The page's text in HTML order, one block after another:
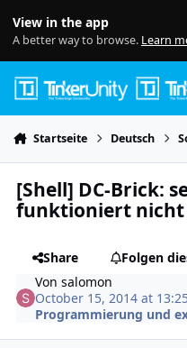
View in the app
A better way to browse. Learn
Startseite Deutsch
[Shell] DC-Brick:
funktioniert nicht
Share
Folgen
Vonsalomon
October 15, 2014 at
Programmierung und